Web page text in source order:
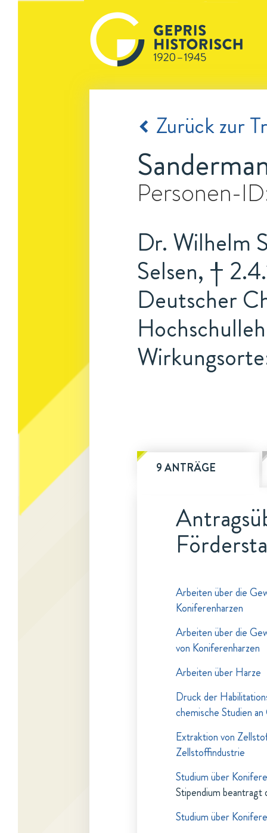
Zurück zur
Personen-
Dr. Wilhelm
Selsen, †
Deutscher
9 ANTRÄGE
Arbeiten über die
Koniferenharzen
Arbeiten über die
von Koniferenharzen
Arbeiten über Harze
Druck der
chemische Studien
Extraktion von
Zellstoffindustrie
Studium über
Stipendium beantragt
Studium über